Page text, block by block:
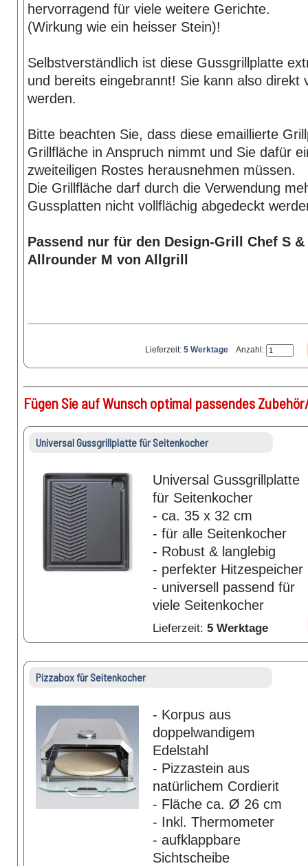
hervorragend für viele weitere Gerichte.
(Wirkung wie ein heisser Stein)!
Selbstverständlich ist diese Gussgrillplatte
und bereits eingebrannt! Sie kann also direkt
werden.
Bitte beachten Sie, dass diese emaillierte
Grillfläche in Anspruch nimmt und Sie dafür
zweiteiligen Rostes herausnehmen müssen.
Die Grillfläche darf durch die Verwendung
Gussplatten nicht vollflächig abgedeckt
Passend nur für den Design-Grill Chef S &
Allrounder M von Allgrill
Lieferzeit: 5 Werktage Anzahl:
Fügen Sie auf Wunsch optimal passendes
Universal Gussgrillplatte für Seitenkocher
Universal Gussgrillplatte
für Seitenkocher
- ca. 35 x 32 cm
- für alle Seitenkocher
- Robust & langlebig
- perfekter Hitzespeicher
- universell passend für
viele Seitenkocher
Lieferzeit: 5 Werktage
Pizzabox für Seitenkocher
- Korpus aus
doppelwandigem
Edelstahl
- Pizzastein aus
natürlichem Cordierit
- Fläche ca. Ø 26 cm
- Inkl. Thermometer
- aufklappbare
Sichtscheibe